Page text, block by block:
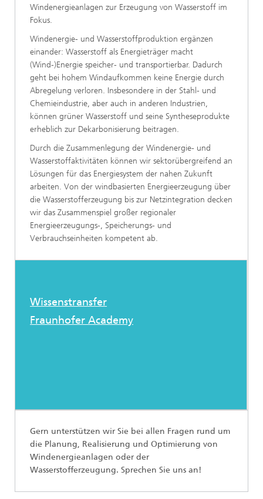
Windenergieanlagen zur Erzeugung von Wasserstoff im
Fokus.
Windenergie- und Wasserstoffproduktion ergänzen
einander: Wasserstoff als Energieträger macht
(Wind-)Energie speicher- und transportierbar. Dadurch
geht bei hohem Windaufkommen keine Energie durch
Abregelung verloren. Insbesondere in der Stahl- und
Chemieindustrie, aber auch in anderen Industrien,
können grüner Wasserstoff und seine Syntheseprodukte
erheblich zur Dekarbonisierung beitragen.
Durch die Zusammenlegung der Windenergie- und
Wasserstoffaktivitäten können wir sektorübergreifend an
Lösungen für das Energiesystem der nahen Zukunft
arbeiten. Von der windbasierten Energieerzeugung über
die Wasserstofferzeugung bis zur Netzintegration decken
wir das Zusammenspiel großer regionaler
Energieerzeugungs-, Speicherungs- und
Verbrauchseinheiten kompetent ab.
Wissenstransfer
Fraunhofer Academy
Gern unterstützen wir Sie bei allen Fragen rund um
die Planung, Realisierung und Optimierung von
Windenergieanlagen oder der
Wasserstofferzeugung. Sprechen Sie uns an!